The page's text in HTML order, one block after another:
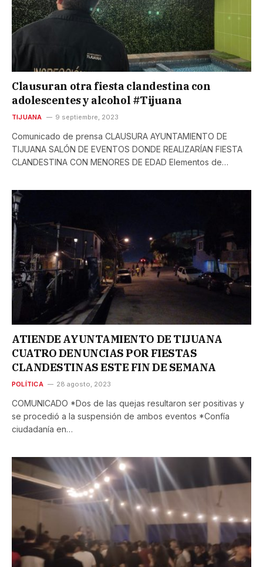
Clausuran otra fiesta clandestina con
adolescentes y alcohol #Tijuana
TIJUANA 9 septiembre, 2023
Comunicado de prensa CLAUSURA AYUNTAMIENTO DE
TIJUANA SALÓN DE EVENTOS DONDE REALIZARÍAN FIESTA
CLANDESTINA CON MENORES DE EDAD Elementos de…
ATIENDE AYUNTAMIENTO DE TIJUANA
CUATRO DENUNCIAS POR FIESTAS
CLANDESTINAS ESTE FIN DE SEMANA
POLÍTICA 28 agosto, 2023
COMUNICADO *Dos de las quejas resultaron ser positivas y
se procedió a la suspensión de ambos eventos *Confía
ciudadanía en…